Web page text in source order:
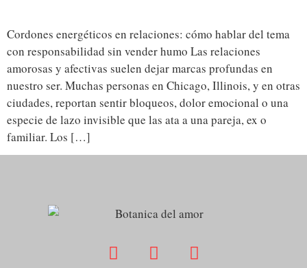
Cordones energéticos en relaciones: cómo hablar del tema
con responsabilidad sin vender humo Las relaciones
amorosas y afectivas suelen dejar marcas profundas en
nuestro ser. Muchas personas en Chicago, Illinois, y en otras
ciudades, reportan sentir bloqueos, dolor emocional o una
especie de lazo invisible que las ata a una pareja, ex o
familiar. Los […]